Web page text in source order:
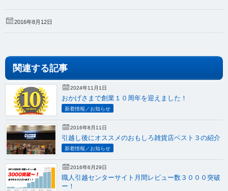
2016年8月12日
関連する記事
2024年11月1日
おかげさまで創業１０周年を迎えました！
新着情報／お知らせ
2016年8月11日
引越し後にオススメのおもしろ雑貨店ベスト３の紹介
新着情報／お知らせ
2016年6月29日
職人引越センターサイト月間レビュー数３０００突破
ー！